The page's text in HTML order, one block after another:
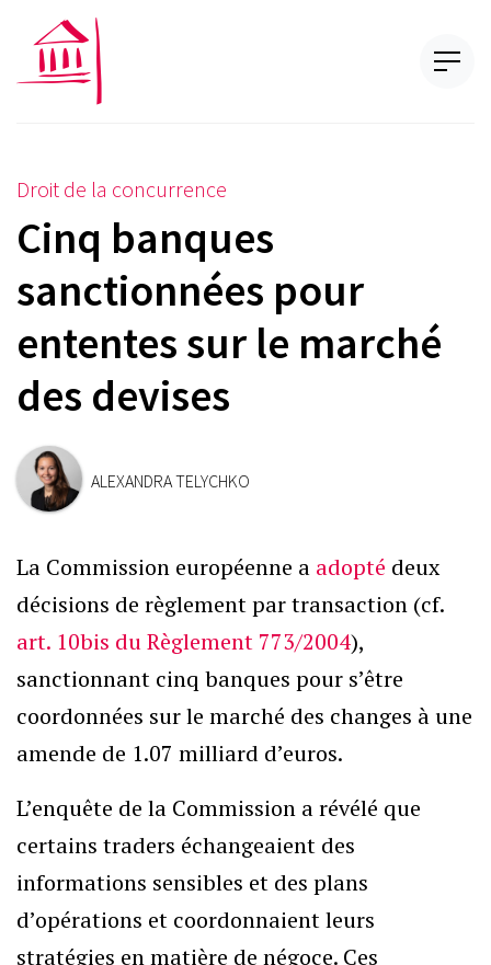
Droit de la concurrence
Cinq banques
sanctionnées pour
ententes sur le marché
des devises
ALEXANDRA TELYCHKO
La Commission européenne a adopté deux
décisions de règlement par transaction (cf.
art. 10bis du Règlement 773/2004),
sanctionnant cinq banques pour s’être
coordonnées sur le marché des changes à une
amende de 1.07 milliard d’euros.
L’enquête de la Commission a révélé que
certains traders échangeaient des
informations sensibles et des plans
d’opérations et coordonnaient leurs
stratégies en matière de négoce. Ces